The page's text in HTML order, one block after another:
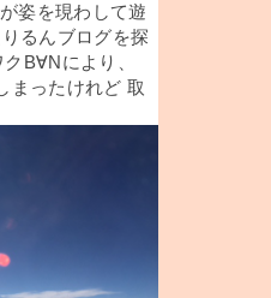
姿を現わして遊
るんブログを探
B∀Nにより、
まったけれど 取